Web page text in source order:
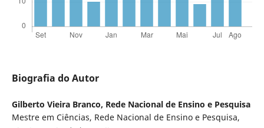
Biografia do Autor
Gilberto Vieira Branco, Rede Nacional de Ensino e Pesquisa
Mestre em Ciências, Rede Nacional de Ensino e Pesquisa,